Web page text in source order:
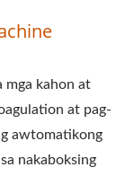
mga kahon at
at pag-
awtomatikong
nakaboksing